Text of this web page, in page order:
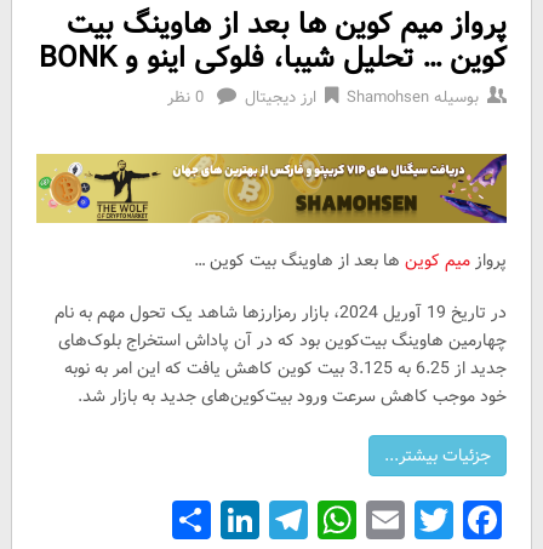
پرواز میم کوین ها بعد از هاوینگ بیت
کوین … تحلیل شیبا، فلوکی اینو و BONK
بوسیلهShamohsen ارز دیجیتال 0 نظر
پرواز میم کوینها بعد از هاوینگ بیت کوین …
در تاریخ 19 آوریل 2024، بازار رمزارزها شاهد یک تحول مهم به نام
چهارمین هاوینگ بیت‌کوین بود که در آن پاداش استخراج بلوک‌های
جدید از 6.25 به 3.125 بیت کوین کاهش یافت که این امر به نوبه
خود موجب کاهش سرعت ورود بیت‌کوین‌های جدید به بازار شد.
Facebook
Twitter
Email
WhatsApp
Telegram
LinkedIn
Share